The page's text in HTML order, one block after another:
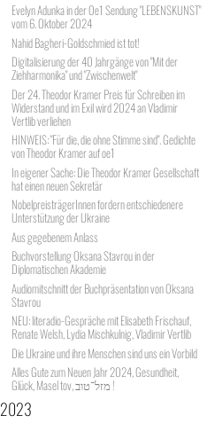
Evelyn Adunka in der Oe1 Sendung "LEBENSKUNST"
vom 6. Oktober 2024
Nahid Bagheri-Goldschmied ist tot!
Digitalisierung der 40 Jahrgänge von "Mit der
Ziehharmonika" und "Zwischenwelt"
Der 24. Theodor Kramer Preis für Schreiben im
Widerstand und im Exil wird 2024 an Vladimir
Vertlib verliehen
HINWEIS: "Für die, die ohne Stimme sind". Gedichte
von Theodor Kramer auf oe1
In eigener Sache: Die Theodor Kramer Gesellschaft
hat einen neuen Sekretär
NobelpreisträgerInnen fordern entschiedenere
Unterstützung der Ukraine
Aus gegebenem Anlass
Buchvorstellung Oksana Stavrou in der
Diplomatischen Akademie
Audiomitschnitt der Buchpräsentation von Oksana
Stavrou
NEU: literadio-Gespräche mit Elisabeth Frischauf,
Renate Welsh, Lydia Mischkulnig, Vladimir Vertlib
Die Ukraine und ihre Menschen sind uns ein Vorbild
Alles Gute zum Neuen Jahr 2024, Gesundheit,
Glück, Masel tov, מזל־טוב !
2023